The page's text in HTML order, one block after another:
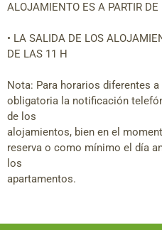
ALOJAMIENTO ES A PARTIR
• LA SALIDA DE LOS
DE LAS 11 H
Nota: Para horarios diferentes
obligatoria la notificación
de los
alojamientos, bien en el
reserva o como mínimo el día
los
apartamentos.